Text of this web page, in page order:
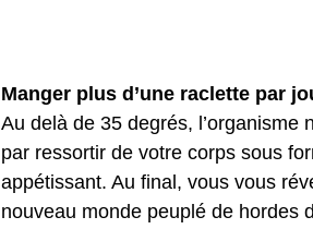
Manger plus d’une raclette par
Au delà de 35 degrés,
par ressortir de votre corps sous
appétissant. Au final, vous vous
nouveau monde peuplé de hordes